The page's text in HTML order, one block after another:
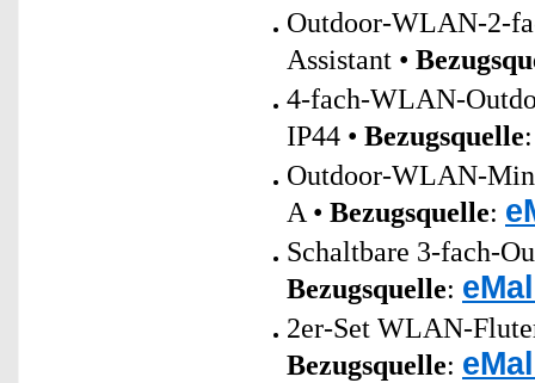
Outdoor-WLAN-2-
Assistant •
4-fach-WLAN-
IP44 • Bezugsquelle
Outdoor-WLAN-
A • Bezugsquelle:
Schaltbare 3-fach-
Bezugsquelle:
2er-Set WLAN-
Bezugsquelle: